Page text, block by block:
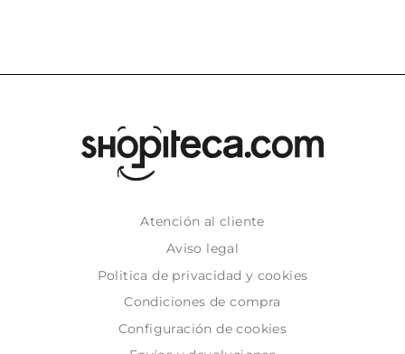
Atención al cliente
Aviso legal
Politica de privacidad y cookies
Condiciones de compra
Configuración de cookies